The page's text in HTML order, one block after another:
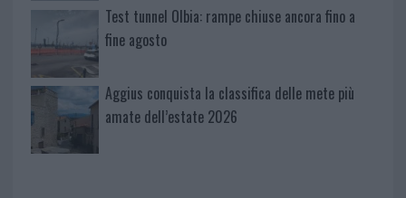
Test tunnel Olbia: rampe chiuse ancora fino a
fine agosto
Aggius conquista la classifica delle mete più
amate dell’estate 2026